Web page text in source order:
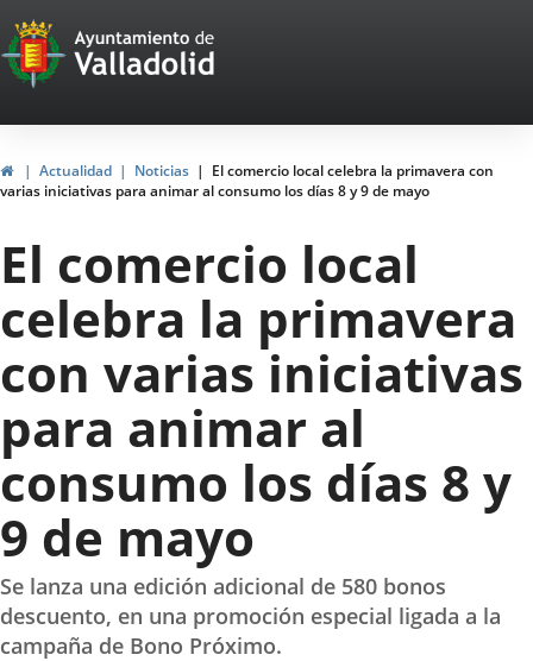
Portal
Web
del
Ayuntamiento
de
Valladolid
InicioActualidad Noticias
El comercio local celebra la primavera con
varias iniciativas para animar al consumo los días 8 y 9 de mayo
El comercio local
celebra la primavera
con varias iniciativas
para animar al
consumo los días 8 y
9 de mayo
Se lanza una edición adicional de 580 bonos
descuento, en una promoción especial ligada a la
campaña de Bono Próximo.